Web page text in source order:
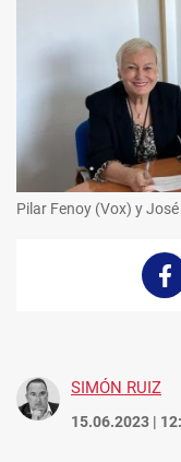
Pilar Fenoy (Vox) y
SIMÓN RUIZ
15.06.2023 |